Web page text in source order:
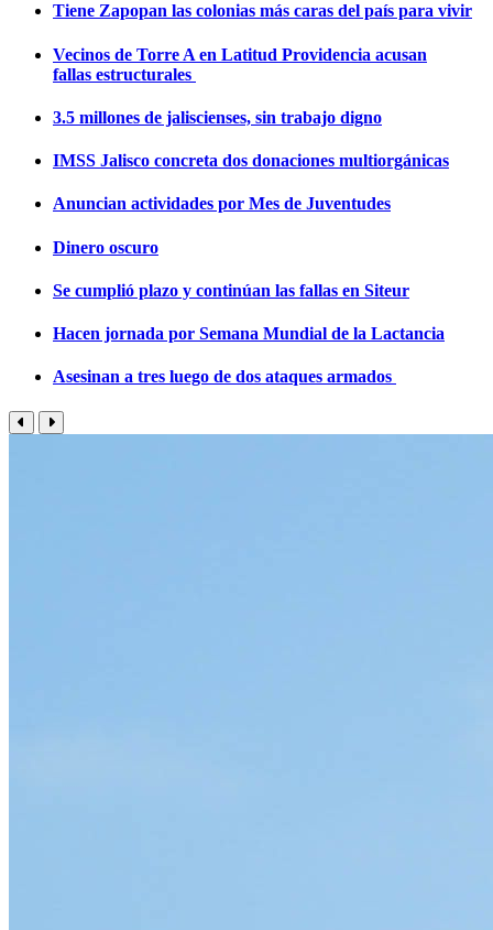
Tiene Zapopan las colonias más caras del país para vivir
Vecinos de Torre A en Latitud Providencia acusan
fallas estructurales
3.5 millones de jaliscienses, sin trabajo digno
IMSS Jalisco concreta dos donaciones multiorgánicas
Anuncian actividades por Mes de Juventudes
Dinero oscuro
Se cumplió plazo y continúan las fallas en Siteur
Hacen jornada por Semana Mundial de la Lactancia
Asesinan a tres luego de dos ataques armados